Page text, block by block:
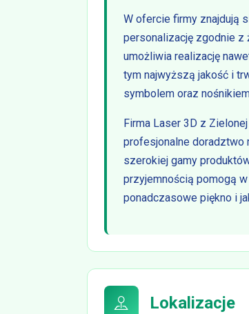
W ofercie firmy znajdują
personalizację zgodnie z
umożliwia realizację
tym najwyższą jakość i
symbolem oraz
Firma Laser 3D z
profesjonalne doradztwo
szerokiej gamy
przyjemnością pomogą
ponadczasowe piękno i
Lokalizacje